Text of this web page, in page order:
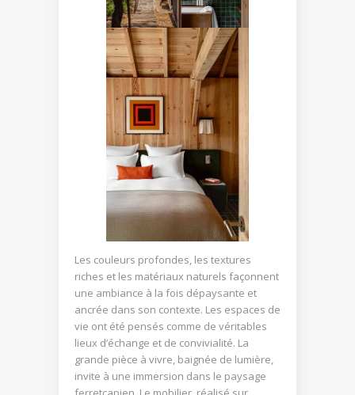
Les couleurs profondes, les textures
riches et les matériaux naturels façonnent
une ambiance à la fois dépaysante et
ancrée dans son contexte. Les espaces de
vie ont été pensés comme de véritables
lieux d’échange et de convivialité. La
grande pièce à vivre, baignée de lumière,
invite à une immersion dans le paysage